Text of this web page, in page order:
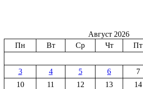
Август 2026
Пн
Вт Ср Чт Пт
3
4 5 6 7
10
11 12 13 14